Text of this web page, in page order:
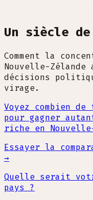
Un siècle de
Comment la
Nouvelle-
décisions
virage.
Voyez combien
pour gagner
riche en
Essayer la
→
Quelle serait
pays ?